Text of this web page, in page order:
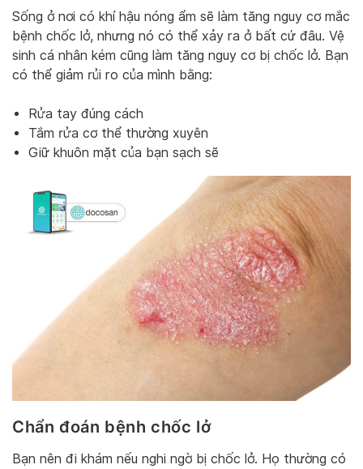
Sống ở nơi có khí hậu nóng ẩm sẽ làm tăng nguy cơ mắc
bệnh chốc lở, nhưng nó có thể xảy ra ở bất cứ đâu. Vệ
sinh cá nhân kém cũng làm tăng nguy cơ bị chốc lở. Bạn
có thể giảm rủi ro của mình bằng:
Rửa tay đúng cách
Tắm rửa cơ thể thường xuyên
Giữ khuôn mặt của bạn sạch sẽ
Chẩn đoán bệnh chốc lở
Bạn nên đi khám nếu nghi ngờ bị chốc lở. Họ thường có